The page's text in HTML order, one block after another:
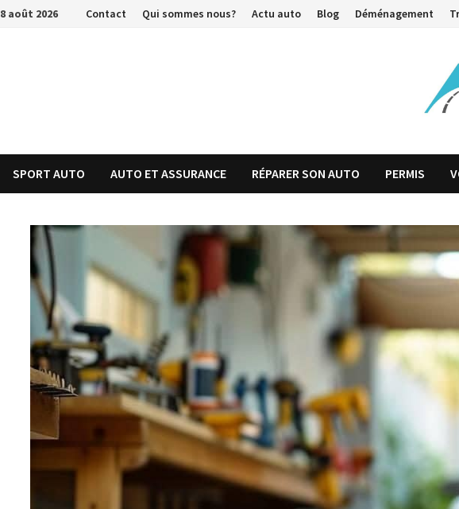
Passer
8 août 2026 Contact Qui sommes nous? Actu auto Blog Déménagement
SPORT AUTO AUTO ET ASSURANCE RÉPARER SON AUTO PERMIS